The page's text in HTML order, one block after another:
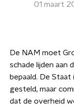
01 maart
De NAM moet
schade lijden aan
bepaald. De
gesteld, maar
dat de overheid